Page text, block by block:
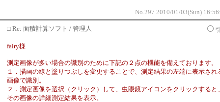
No.297 2010/01/03(Sun)
□ Re: 面積計算ソフト / 管理人
fairy様
測定画像が多い場合の識別のために下記の２点の機能を備えております。
１．描画の線と塗りつぶしを変更することで、測定結果の左端に表示され
画像で識別。
２．測定画像を選択（クリック）して、虫眼鏡アイコンをクリックすると、
その画像の詳細測定結果を表示。